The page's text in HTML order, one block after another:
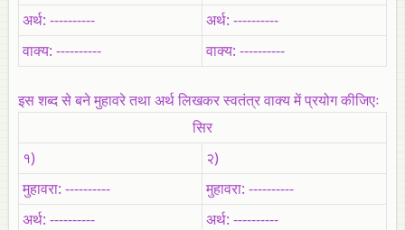
अर्थ: ----------
अर्थ: ----------
वाक्‍य: ----------
वाक्‍य: ----------
इस शब्‍द से बने मुहावरे तथा अर्थ लिखकर स्‍वतंत्र वाक्‍य में प्रयोग कीजिएः
सिर
१)
२)
मुहावरा: ----------
मुहावरा: ----------
अर्थ: ----------
अर्थ: ----------